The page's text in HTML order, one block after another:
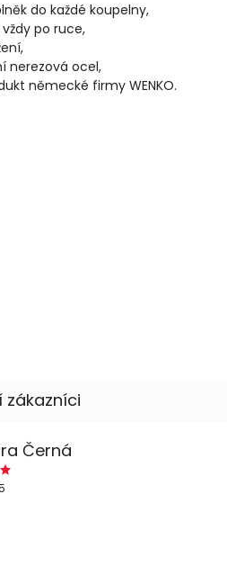
do každé koupelny,
po ruce,
nerezová ocel,
německé firmy WENKO.
Černá